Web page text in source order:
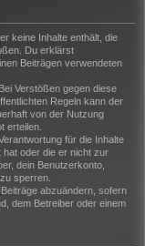
keine Inhalte enthält, die
Du erklärst
Beiträgen verwendeten
Verstößen gegen diese
Regeln kann der
von der Nutzung
erteilen.
für die Inhalte
oder die er nicht zur
dein Benutzerkonto,
sperren.
abzuändern, sofern
dem Betreiber oder einem